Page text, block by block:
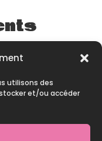
utilisons des
et/ou accéder